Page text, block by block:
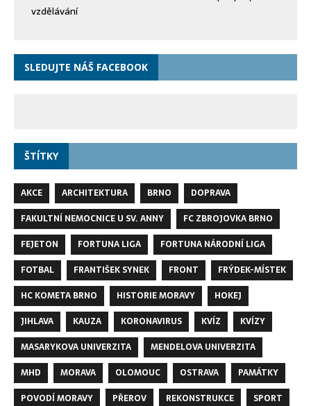
vzdělávání
SLEDUJTE NÁŠ FACEBOOK
ŠTÍTKY
AKCE ARCHITEKTURA BRNO
DOPRAVA
FAKULTNÍ NEMOCNICE U SV. ANNY
FC ZBROJOVKA BRNO
FEJETON
FORTUNA LIGA
FORTUNA NÁRODNÍ LIGA
FOTBAL
FRANTIŠEK SYNEK FRONT
FRÝDEK-MÍSTEK
HC KOMETA BRNO
HISTORIE MORAVY
HOKEJ
JIHLAVA
KAUZA KORONAVIRUS KVÍZ
KVÍZY
MASARYKOVA UNIVERZITA
MENDELOVA UNIVERZITA
MHD
MORAVA OLOMOUC OSTRAVA
PAMÁTKY
POVODÍ MORAVY
PŘEROV REKONSTRUKCE
SPORT